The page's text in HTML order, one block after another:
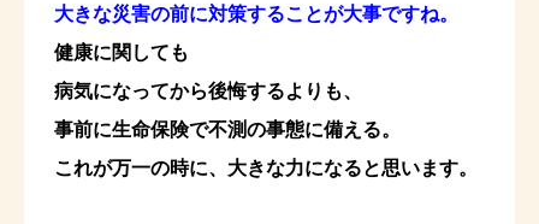
大きな災害の前に対策することが大事ですね。
健康に関しても
病気になってから後悔するよりも、
事前に生命保険で不測の事態に備える。
これが万一の時に、大きな力になると思います。